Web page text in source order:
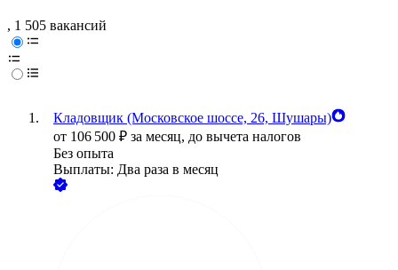
, 1 505 вакансий
Кладовщик (Московское шоссе, 26, Шушары)
от 106 500 ₽ за месяц, до вычета налогов
Без опыта
Выплаты: Два раза в месяц